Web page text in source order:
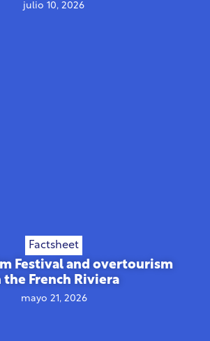
julio 10, 2026
Factsheet
Festival and overtourism
the French Riviera
mayo 21, 2026